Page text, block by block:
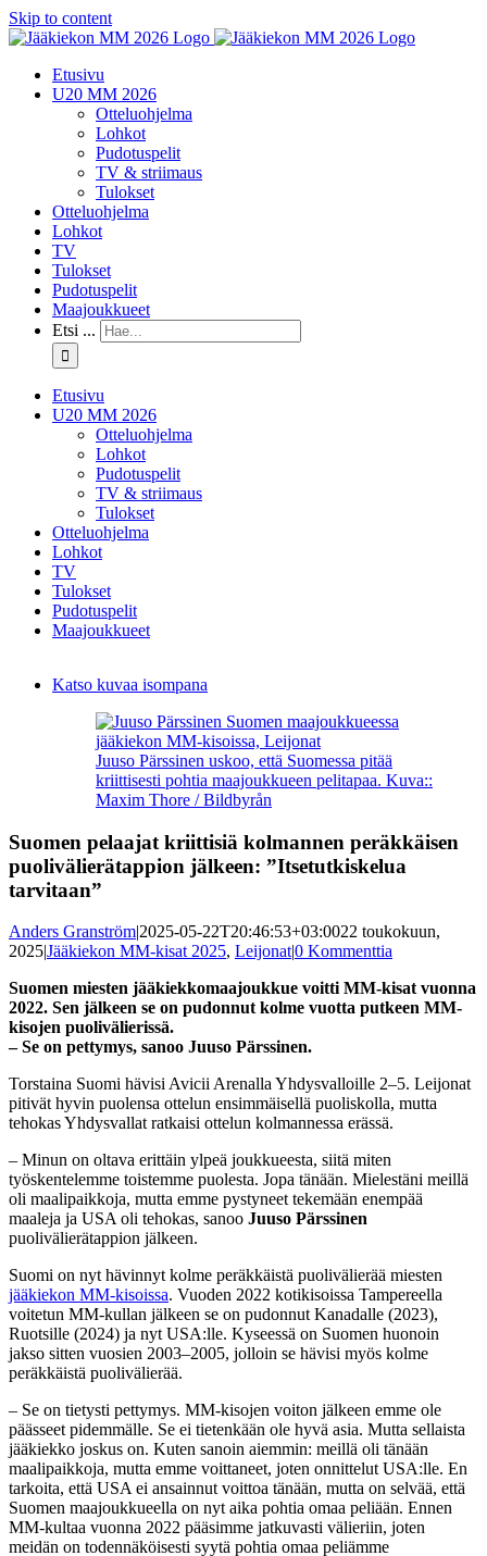
Skip to content
Etusivu
U20 MM 2026
Otteluohjelma
Lohkot
Pudotuspelit
TV & striimaus
Tulokset
Otteluohjelma
Lohkot
TV
Tulokset
Pudotuspelit
Maajoukkueet
Etsi ...
Etusivu
U20 MM 2026
Otteluohjelma
Lohkot
Pudotuspelit
TV & striimaus
Tulokset
Otteluohjelma
Lohkot
TV
Tulokset
Pudotuspelit
Maajoukkueet
Katso kuvaa isompana
Juuso Pärssinen uskoo, että Suomessa pitää
kriittisesti pohtia maajoukkueen pelitapaa. Kuva::
Maxim Thore / Bildbyrån
Suomen pelaajat kriittisiä kolmannen peräkkäisen
puolivälierätappion jälkeen: ”Itsetutkiskelua
tarvitaan”
Anders Granström|2025-05-22T20:46:53+03:0022 toukokuun,
2025|Jääkiekon MM-kisat 2025, Leijonat|0 Kommenttia
Suomen miesten jääkiekkomaajoukkue voitti MM-kisat vuonna
2022. Sen jälkeen se on pudonnut kolme vuotta putkeen MM-
kisojen puolivälierissä.
– Se on pettymys, sanoo Juuso Pärssinen.
Torstaina Suomi hävisi Avicii Arenalla Yhdysvalloille 2–5. Leijonat
pitivät hyvin puolensa ottelun ensimmäisellä puoliskolla, mutta
tehokas Yhdysvallat ratkaisi ottelun kolmannessa erässä.
– Minun on oltava erittäin ylpeä joukkueesta, siitä miten
työskentelemme toistemme puolesta. Jopa tänään. Mielestäni meillä
oli maalipaikkoja, mutta emme pystyneet tekemään enempää
maaleja ja USA oli tehokas, sanoo Juuso Pärssinen
puolivälierätappion jälkeen.
Suomi on nyt hävinnyt kolme peräkkäistä puolivälierää miesten
jääkiekon MM-kisoissa. Vuoden 2022 kotikisoissa Tampereella
voitetun MM-kullan jälkeen se on pudonnut Kanadalle (2023),
Ruotsille (2024) ja nyt USA:lle. Kyseessä on Suomen huonoin
jakso sitten vuosien 2003–2005, jolloin se hävisi myös kolme
peräkkäistä puolivälierää.
– Se on tietysti pettymys. MM-kisojen voiton jälkeen emme ole
päässeet pidemmälle. Se ei tietenkään ole hyvä asia. Mutta sellaista
jääkiekko joskus on. Kuten sanoin aiemmin: meillä oli tänään
maalipaikkoja, mutta emme voittaneet, joten onnittelut USA:lle. En
tarkoita, että USA ei ansainnut voittoa tänään, mutta on selvää, että
Suomen maajoukkueella on nyt aika pohtia omaa peliään. Ennen
MM-kultaa vuonna 2022 pääsimme jatkuvasti välieriin, joten
meidän on todennäköisesti syytä pohtia omaa peliämme